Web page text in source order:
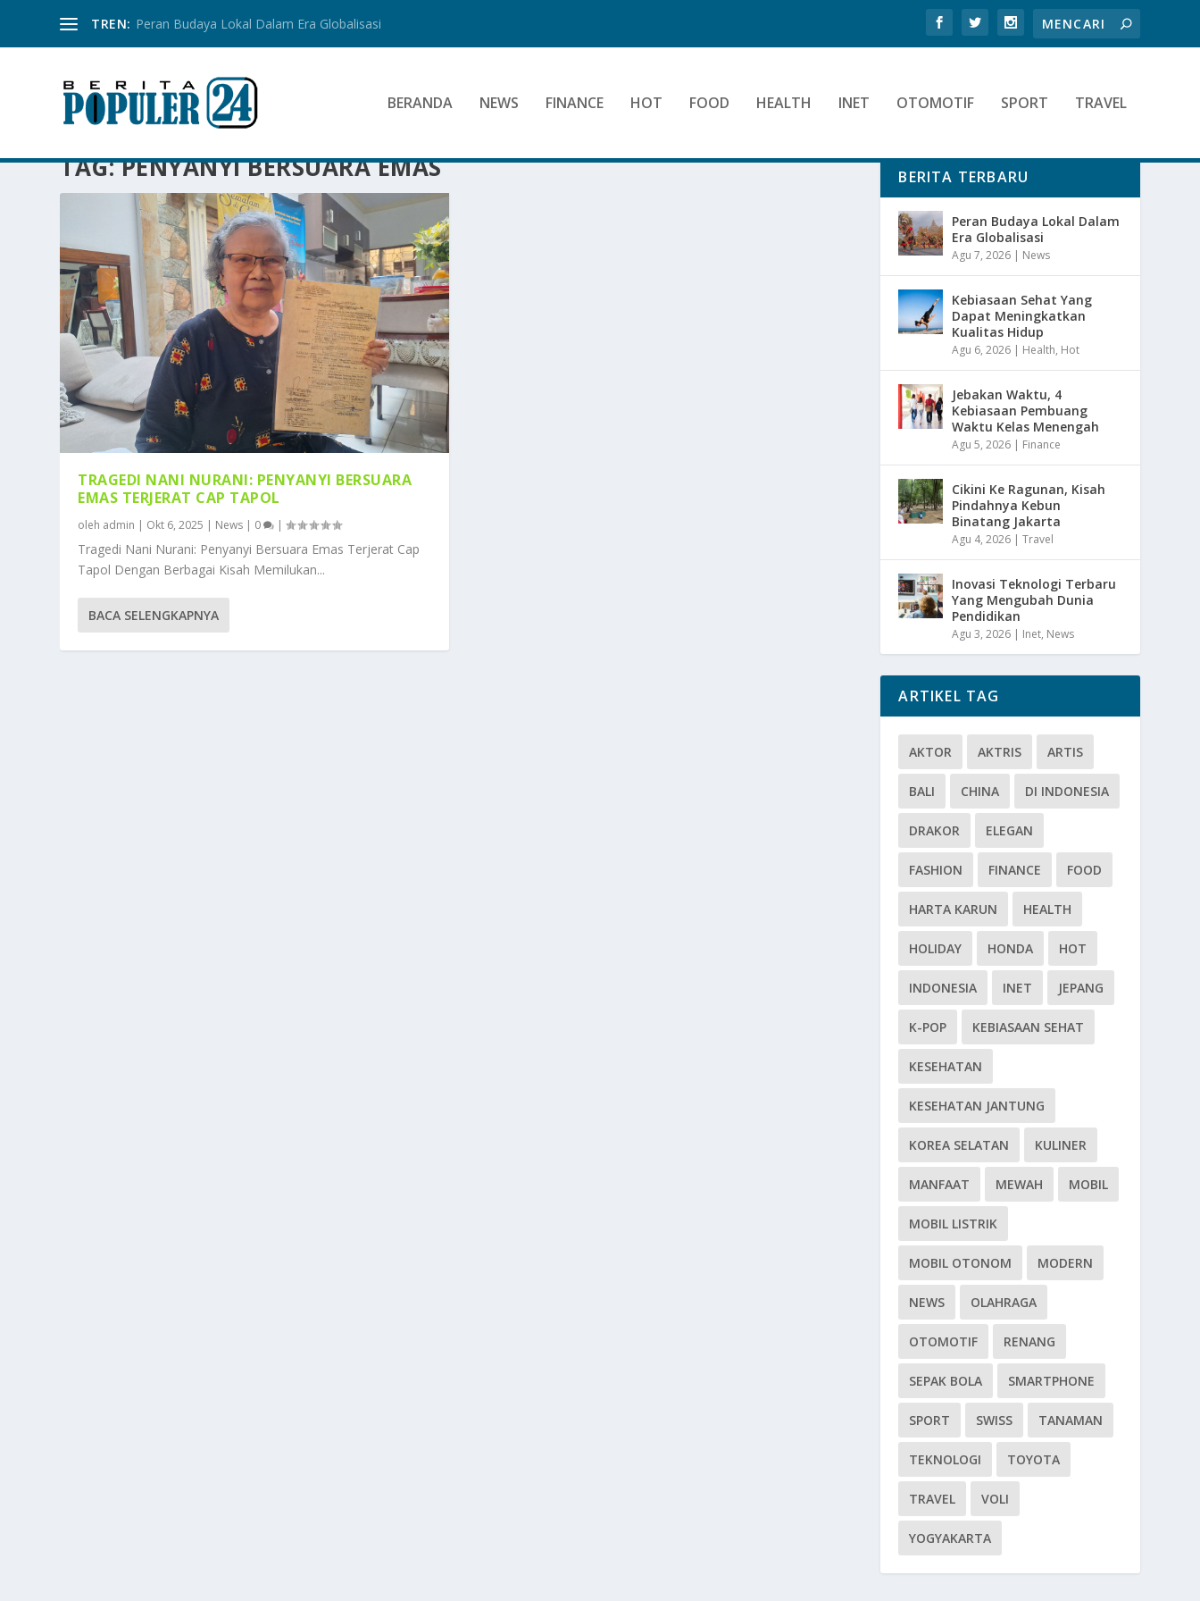
TREN: Peran Budaya Lokal Dalam Era Globalisasi
BERANDA NEWS FINANCE HOT FOOD HEALTH INET OTOMOTIF SPORT TRAVEL
TAG:PENYANYI BERSUARA EMAS
TRAGEDI NANI NURANI: PENYANYI BERSUARA
EMAS TERJERAT CAP TAPOL
oleh admin | Okt 6, 2025 | News | 0 |
Tragedi Nani Nurani: Penyanyi Bersuara Emas Terjerat Cap
Tapol Dengan Berbagai Kisah Memilukan...
BACA SELENGKAPNYA
BERITA TERBARU
Peran Budaya Lokal Dalam
Era Globalisasi
Agu 7, 2026 | News
Kebiasaan Sehat Yang
Dapat Meningkatkan
Kualitas Hidup
Agu 6, 2026 | Health, Hot
Jebakan Waktu, 4
Kebiasaan Pembuang
Waktu Kelas Menengah
Agu 5, 2026 | Finance
Cikini Ke Ragunan, Kisah
Pindahnya Kebun
Binatang Jakarta
Agu 4, 2026 |Travel
Inovasi Teknologi Terbaru
Yang Mengubah Dunia
Pendidikan
Agu 3, 2026 | Inet, News
ARTIKEL TAG
AKTOR AKTRIS ARTIS
BALI CHINA DI INDONESIA
DRAKOR ELEGAN
FASHION FINANCE FOOD
HARTA KARUN HEALTH
HOLIDAY HONDA HOT
INDONESIA INET JEPANG
K-POP KEBIASAAN SEHAT
KESEHATAN
KESEHATAN JANTUNG
KOREA SELATAN KULINER
MANFAAT MEWAH MOBIL
MOBIL LISTRIK
MOBIL OTONOM MODERN
NEWS OLAHRAGA
OTOMOTIF RENANG
SEPAK BOLA SMARTPHONE
SPORT SWISS TANAMAN
TEKNOLOGI TOYOTA
TRAVEL VOLI
YOGYAKARTA